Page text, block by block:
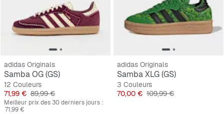
adidas Originals
Samba OG (GS)
12 Couleurs
Prix
71,99 € Prix original
89,99 €
Meilleur prix des 30 derniers jours :
71,99 €
adidas Originals
Samba XLG (GS)
3 Couleurs
Prix
70,00 € Prix original
109,99 €